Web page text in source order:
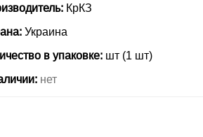
КрКЗ
Украина
в упаковке: шт (1 шт)
нет